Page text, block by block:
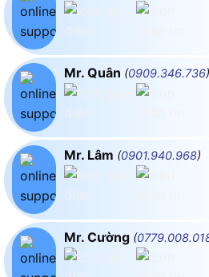
Mr. Quân (0909.346.736)
Mr. Lâm (0901.940.968)
Mr. Cường (